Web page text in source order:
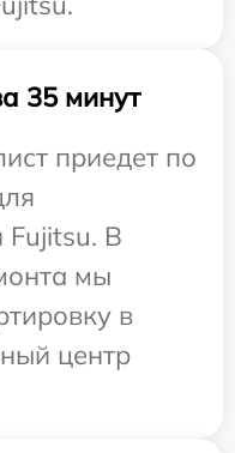
35 минут
приедет по
Fujitsu. В
мы
в
центр